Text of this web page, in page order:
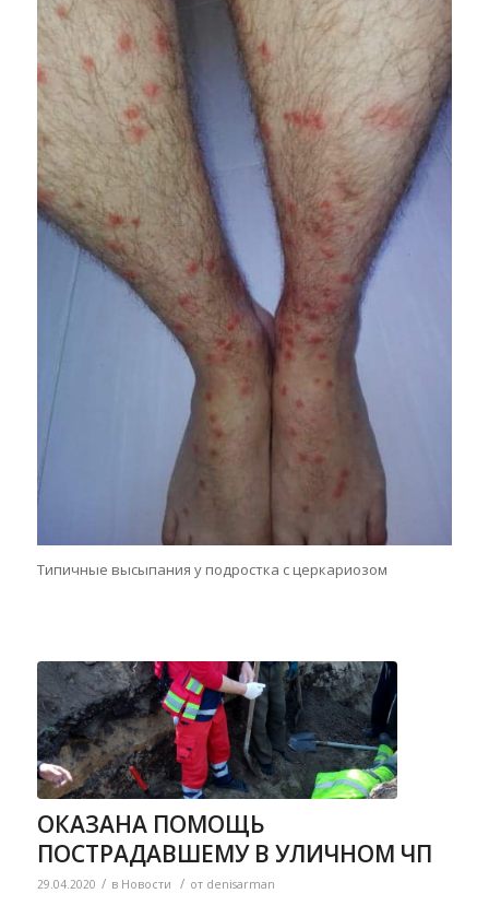
Типичные высыпания у подростка с церкариозом
ОКАЗАНА ПОМОЩЬ
ПОСТРАДАВШЕМУ В УЛИЧНОМ ЧП
29.04.2020 / в Новости / от denisarman